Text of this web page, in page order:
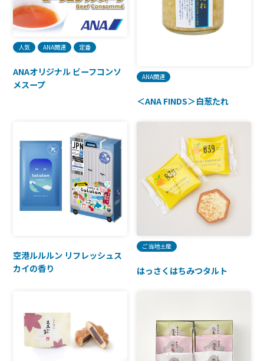
人気 ANA関連 定番
ANAオリジナル ビーフコンソ
メスープ
ANA関連
＜ANA FINDS＞白葱たれ
空港ルルルン リフレッシュス
カイの香り
ご当地土産
はっさくはちみつタルト